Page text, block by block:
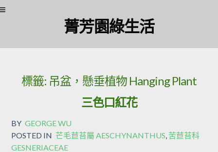
菁芳園綠生活
標籤: 吊盆，懸垂植物 Hanging Plant
三色口紅花
BY GEORGE WU
POSTED IN 芒毛苣苔屬 AESCHYNANTHUS, 苦苣苔科
GESNERIACEAE